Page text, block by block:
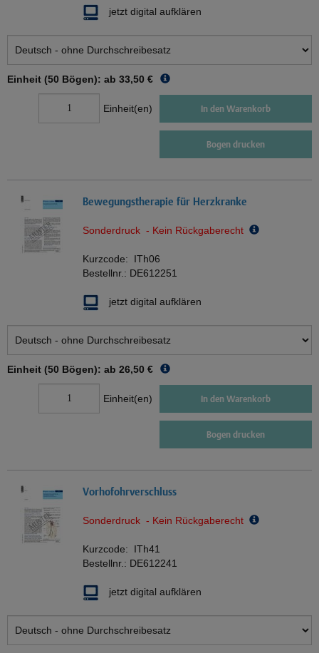
jetzt digital aufklären
Einheit (50 Bögen): ab 33,50 €
Einheit(en) In den Warenkorb
Bogen drucken
Bewegungstherapie für Herzkranke
Sonderdruck - Kein Rückgaberecht
Kurzcode: ITh06
Bestellnr.: DE612251
jetzt digital aufklären
Einheit (50 Bögen): ab 26,50 €
Einheit(en) In den Warenkorb
Bogen drucken
Vorhofohrverschluss
Sonderdruck - Kein Rückgaberecht
Kurzcode: ITh41
Bestellnr.: DE612241
jetzt digital aufklären